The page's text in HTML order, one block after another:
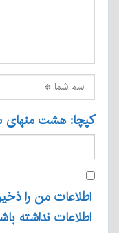
کپچا: هشت
اطلاعات من را
اطلاعات نداشته